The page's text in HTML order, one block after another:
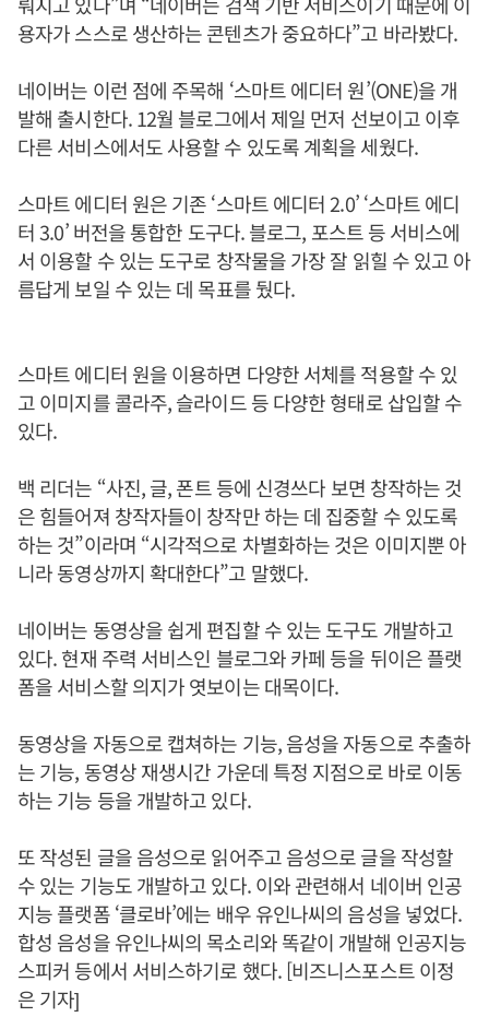
용자가 스스로 생산하는 콘텐츠가 중요하다”고 바라봤다.
네이버는 이런 점에 주목해 ‘스마트 에디터 원’(ONE)을 개
발해 출시한다. 12월 블로그에서 제일 먼저 선보이고 이후
다른 서비스에서도 사용할 수 있도록 계획을 세웠다.
스마트 에디터 원은 기존 ‘스마트 에디터 2.0’ ‘스마트 에디
터 3.0’ 버전을 통합한 도구다. 블로그, 포스트 등 서비스에
서 이용할 수 있는 도구로 창작물을 가장 잘 읽힐 수 있고 아
름답게 보일 수 있는 데 목표를 뒀다.
스마트 에디터 원을 이용하면 다양한 서체를 적용할 수 있
고 이미지를 콜라주, 슬라이드 등 다양한 형태로 삽입할 수
있다.
백 리더는 “사진, 글, 폰트 등에 신경쓰다 보면 창작하는 것
은 힘들어져 창작자들이 창작만 하는 데 집중할 수 있도록
하는 것”이라며 “시각적으로 차별화하는 것은 이미지뿐 아
니라 동영상까지 확대한다”고 말했다.
네이버는 동영상을 쉽게 편집할 수 있는 도구도 개발하고
있다. 현재 주력 서비스인 블로그와 카페 등을 뒤이은 플랫
폼을 서비스할 의지가 엿보이는 대목이다.
동영상을 자동으로 캡쳐하는 기능, 음성을 자동으로 추출하
는 기능, 동영상 재생시간 가운데 특정 지점으로 바로 이동
하는 기능 등을 개발하고 있다.
또 작성된 글을 음성으로 읽어주고 음성으로 글을 작성할
수 있는 기능도 개발하고 있다. 이와 관련해서 네이버 인공
지능 플랫폼 ‘클로바’에는 배우 유인나씨의 음성을 넣었다.
합성 음성을 유인나씨의 목소리와 똑같이 개발해 인공지능
스피커 등에서 서비스하기로 했다. [비즈니스포스트 이정
은 기자]